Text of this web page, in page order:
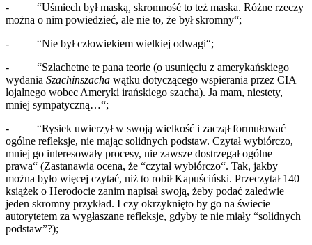
- “Uśmiech był maską, skromność to też maska. Różne rzeczy
można o nim powiedzieć, ale nie to, że był skromny“;
- “Nie był człowiekiem wielkiej odwagi“;
- “Szlachetne te pana teorie (o usunięciu z amerykańskiego
wydania Szachinszacha wątku dotyczącego wspierania przez CIA
lojalnego wobec Ameryki irańskiego szacha). Ja mam, niestety,
mniej sympatyczną…“;
- “Rysiek uwierzył w swoją wielkość i zaczął formułować
ogólne refleksje, nie mając solidnych podstaw. Czytał wybiórczo,
mniej go interesowały procesy, nie zawsze dostrzegał ogólne
prawa“ (Zastanawia ocena, że “czytał wybiórczo“. Tak, jakby
można było więcej czytać, niż to robił Kapuściński. Przeczytał 140
książek o Herodocie zanim napisał swoją, żeby podać zaledwie
jeden skromny przykład. I czy okrzyknięto by go na świecie
autorytetem za wygłaszane refleksje, gdyby te nie miały “solidnych
podstaw”?);